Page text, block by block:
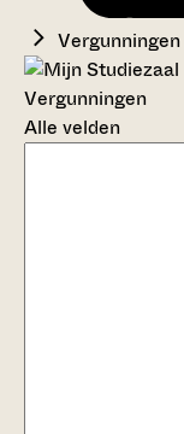
Vergunningen
Vergunningen
Alle velden